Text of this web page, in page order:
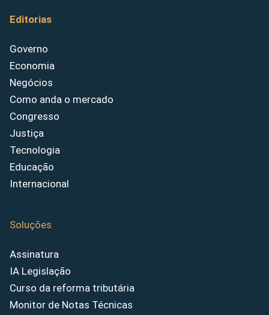
Editorias
Governo
Economia
Negócios
Como anda o mercado
Congresso
Justiça
Tecnologia
Educação
Internacional
Soluções
Assinatura
IA Legislação
Curso da reforma tributária
Monitor de Notas Técnicas